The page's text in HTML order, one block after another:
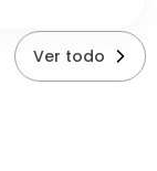
Ver todo